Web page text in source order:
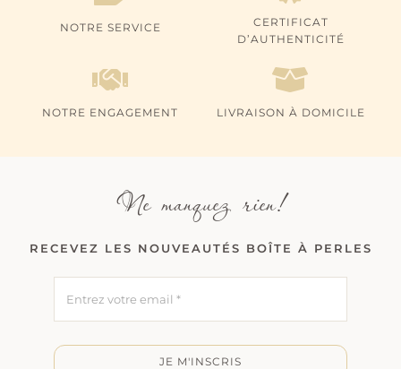
NOTRE SERVICE
CERTIFICAT
D’AUTHENTICITÉ
NOTRE ENGAGEMENT LIVRAISON À DOMICILE
Ne manquez rien!
RECEVEZ LES NOUVEAUTÉS BOÎTE À PERLES
JE M'INSCRIS